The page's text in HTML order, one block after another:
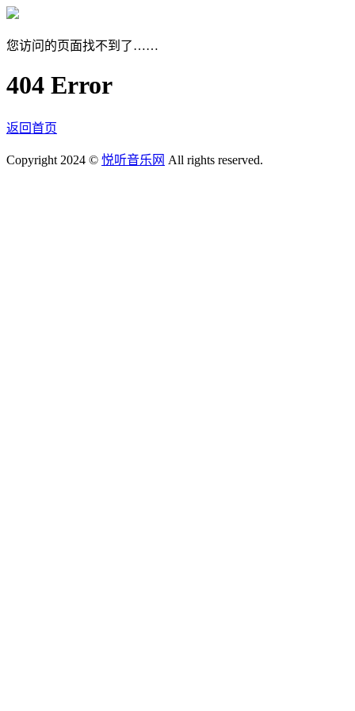
您访问的页面找不到了……
404 Error
返回首页
Copyright 2024 © 悦听音乐网 All rights reserved.